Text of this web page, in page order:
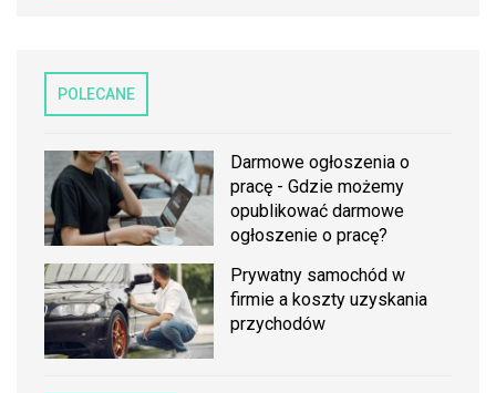
POLECANE
Darmowe ogłoszenia o
pracę - Gdzie możemy
opublikować darmowe
ogłoszenie o pracę?
Prywatny samochód w
firmie a koszty uzyskania
przychodów